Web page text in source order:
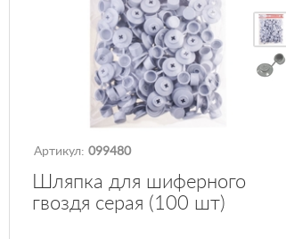
Артикул:099480
Шляпка для шиферного
гвоздя серая (100 шт)